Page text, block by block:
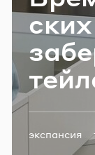
Теги:
экспансия